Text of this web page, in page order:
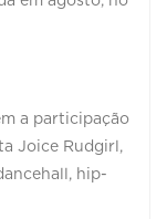
a participação
Joice Rudgirl,
hip-